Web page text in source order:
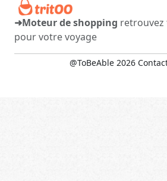
➜Moteur de shopping retrouvez
pour votre voyage
@ToBeAble 2026